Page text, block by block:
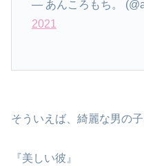
— あんころもち。
2021
そういえば、綺麗な男の
『美しい彼』